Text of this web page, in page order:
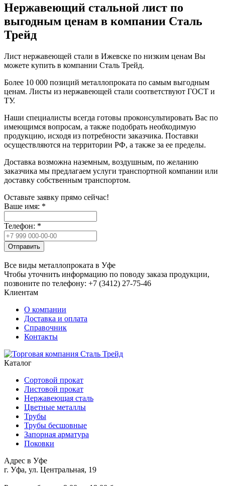
Нержавеющий стальной лист по
выгодным ценам в компании Сталь
Трейд
Лист нержавеющей стали в Ижевске по низким ценам Вы
можете купить в компании Сталь Трейд.
Более 10 000 позиций металлопроката по самым выгодным
ценам. Листы из нержавеющей стали соответствуют ГОСТ и
ТУ.
Наши специалисты всегда готовы проконсультировать Вас по
имеющимся вопросам, а также подобрать необходимую
продукцию, исходя из потребности заказчика. Поставки
осуществляются на территории РФ, а также за ее пределы.
Доставка возможна наземным, воздушным, по желанию
заказчика мы предлагаем услуги транспортной компании или
доставку собственным транспортом.
Оставьте заявку прямо сейчас!
Ваше имя: *
Телефон: *
Отправить
Все виды металлопроката в Уфе
Чтобы уточнить информацию по поводу заказа продукции,
позвоните по телефону: +7 (3412) 27-75-46
Клиентам
О компании
Доставка и оплата
Справочник
Контакты
Каталог
Сортовой прокат
Листовой прокат
Нержавеющая сталь
Цветные металлы
Трубы
Трубы бесшовные
Запорная арматура
Поковки
Адрес в Уфе
г. Уфа, ул. Центральная, 19